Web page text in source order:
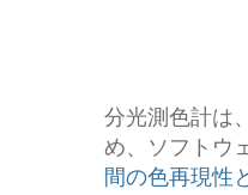
分光測色計は
め、ソフトウ
間の色再現性